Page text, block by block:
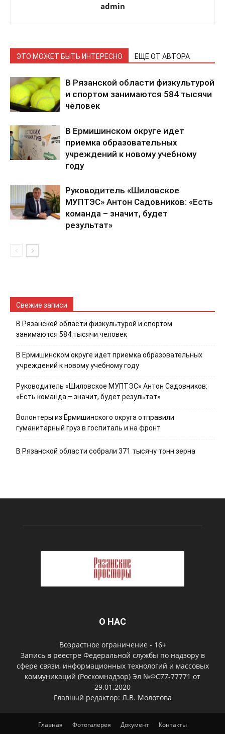
admin
ЭТО МОЖЕТ БЫТЬ ИНТЕРЕСНО ЕЩЕ ОТ АВТОРА
В Рязанской области физкультурой
и спортом занимаются 584 тысячи
человек
В Ермишинском округе идет
приемка образовательных
учреждений к новому учебному
году
Руководитель «Шиловское
МУПТЭС» Антон Садовников: «Есть
команда – значит, будет
результат»
Свежие записи
В Рязанской области физкультурой и спортом
занимаются 584 тысячи человек
В Ермишинском округе идет приемка образовательных
учреждений к новому учебному году
Руководитель «Шиловское МУПТЭС» Антон Садовников:
«Есть команда – значит, будет результат»
Волонтеры из Ермишинского округа отправили
гуманитарный груз в госпиталь и на фронт
В Рязанской области собрали 371 тысячу тонн зерна
О НАС
Возрастное ограничение - 16+
Запись в реестре Федеральной службы по надзору в
сфере связи, информационных технологий и массовых
коммуникаций (Роскомнадзор) Эл №ФС77-77771 от
29.01.2020
Главный редактор: Л.В. Молотова
Главная Фотогалерея Документ Контакты